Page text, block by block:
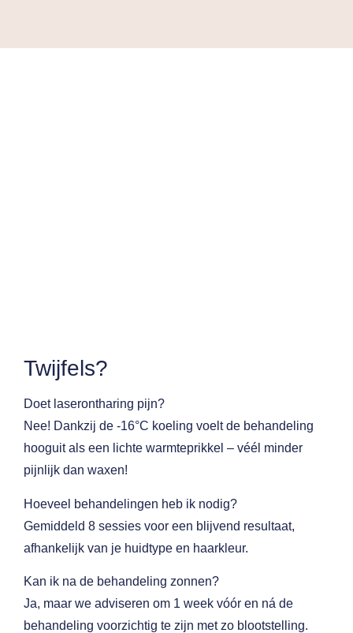
Twijfels?
Doet laserontharing pijn?
Nee! Dankzij de -16°C koeling voelt de behandeling
hooguit als een lichte warmteprikkel – véél minder
pijnlijk dan waxen!
Hoeveel behandelingen heb ik nodig?
Gemiddeld 8 sessies voor een blijvend resultaat,
afhankelijk van je huidtype en haarkleur.
Kan ik na de behandeling zonnen?
Ja, maar we adviseren om 1 week vóór en ná de
behandeling voorzichtig te zijn met zo blootstelling.